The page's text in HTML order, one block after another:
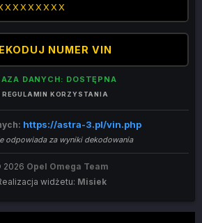
NUMER VIN
DANYCH: DOSTĘPNA
REGULAMIN KORZYSTANIA
https://astra-3.pl/vin.php
odpowiada za wyniki dekodowania
2026 Opel Omega Team
widżetu: Misiek